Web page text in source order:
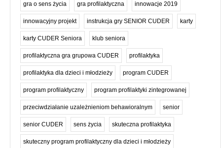
gra o sens życia gra profilaktyczna innowacje 2019
innowacyjny projekt instrukcja gry SENIOR CUDER karty
karty CUDER Seniora klub seniora
profilaktyczna gra grupowa CUDER profilaktyka
profilaktyka dla dzieci i młodzieży program CUDER
program profilaktyczny program profilaktyki zintegrowanej
przeciwdziałanie uzależnieniom behawioralnym senior
senior CUDER sens życia skuteczna profilaktyka
skuteczny program profilaktyczny dla dzieci i młodzieży